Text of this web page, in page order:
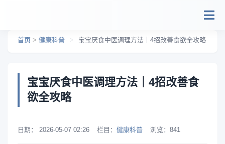
首页 > 健康科普 > 宝宝厌食中医调理方法｜4招改善食欲全攻略
宝宝厌食中医调理方法｜4招改善食
欲全攻略
日期： 2026-05-07 02:26 栏目： 健康科普 浏览： 841